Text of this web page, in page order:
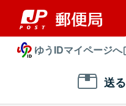
ゆうIDマイページへ
送る